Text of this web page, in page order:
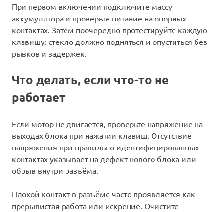
При первом включении подключите массу
аккумулятора и проверьте питание на опорных
контактах. Затем поочередно протестируйте каждую
клавишу: стекло должно подняться и опуститься без
рывков и задержек.
Что делать, если что-то не
работает
Если мотор не двигается, проверьте напряжение на
выходах блока при нажатии клавиш. Отсутствие
напряжения при правильно идентифицированных
контактах указывает на дефект нового блока или
обрыв внутри разъёма.
Плохой контакт в разъёме часто проявляется как
прерывистая работа или искрение. Очистите